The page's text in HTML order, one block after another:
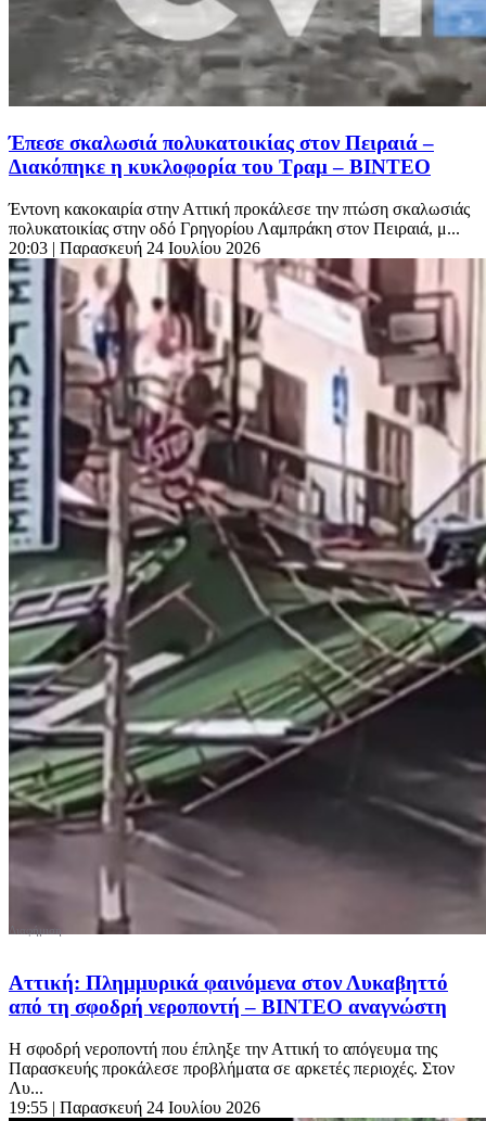
Έπεσε σκαλωσιά πολυκατοικίας στον Πειραιά –
Διακόπηκε η κυκλοφορία του Τραμ – BINTEO
Έντονη κακοκαιρία στην Αττική προκάλεσε την πτώση σκαλωσιάς
πολυκατοικίας στην οδό Γρηγορίου Λαμπράκη στον Πειραιά, μ...
20:03 | Παρασκευή 24 Ιουλίου 2026
Αττική: Πλημμυρικά φαινόμενα στον Λυκαβηττό
από τη σφοδρή νεροποντή – ΒΙΝΤΕΟ αναγνώστη
Η σφοδρή νεροποντή που έπληξε την Αττική το απόγευμα της
Παρασκευής προκάλεσε προβλήματα σε αρκετές περιοχές. Στον
Λυ...
19:55 | Παρασκευή 24 Ιουλίου 2026